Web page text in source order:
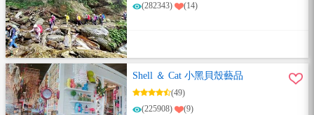
(282343)
(14)
Shell ＆ Cat 小黑貝殼藝品
(49)
(225908)
(9)